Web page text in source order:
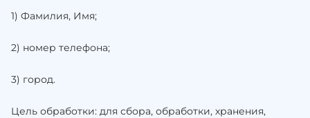
1) Фамилия, Имя;
2) номер телефона;
3) город.
Цель обработки: для сбора, обработки, хранения,